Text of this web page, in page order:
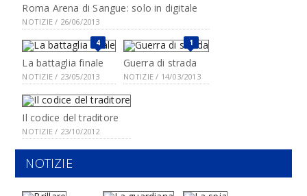
Roma Arena di Sangue: solo in digitale
NOTIZIE / 26/06/2013
4
La battaglia finale
NOTIZIE / 23/05/2013
1
Guerra di strada
NOTIZIE / 14/03/2013
Il codice del traditore
NOTIZIE / 23/10/2012
NOTIZIE